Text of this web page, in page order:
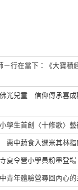
－行在當下：《大寶積
光兒童 信仰傳承喜成
學生首創〈十修歌〉藝
惠中蔬食入選米其林指
夏令營小學員粉墨登場
青年體驗營尋回內心的